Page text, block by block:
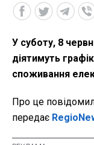
У суботу, 8
діятимуть
споживання
Про це
передає